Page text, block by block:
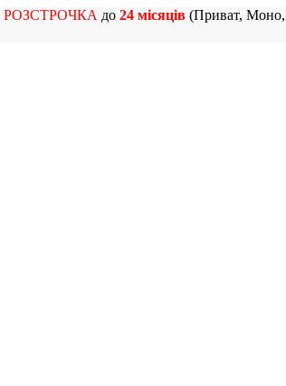
РОЗСТРОЧКА до 24 місяців(Приват,